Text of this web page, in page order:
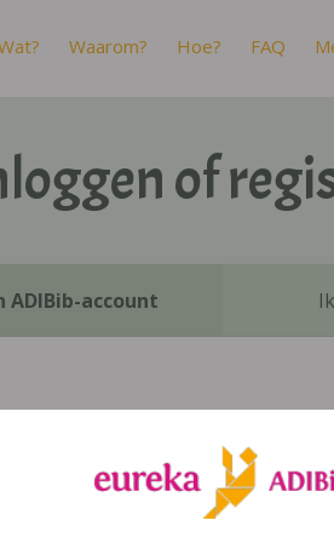
Waarom? Hoe? FAQ
of
ADIBib-account
Inloggen